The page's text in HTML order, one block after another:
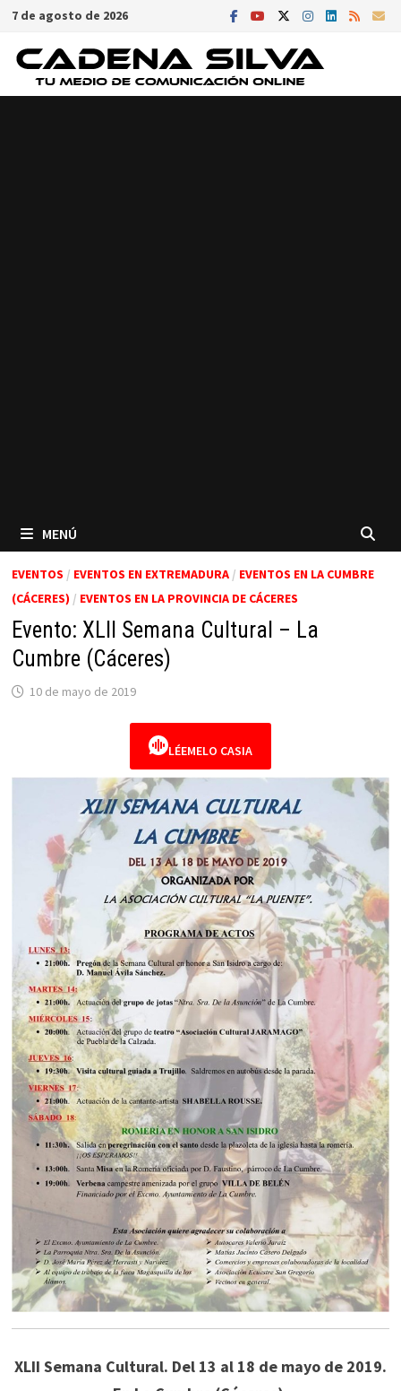
Saltar
contenido
7 de agosto de 2026
MENÚ
EVENTOS / EVENTOS EN EXTREMADURA/ EVENTOS EN LA CUMBRE
(CÁCERES) / EVENTOS EN LA PROVINCIA DE CÁCERES
Evento: XLII Semana Cultural – La
Cumbre (Cáceres)
10 de mayo de 2019
LÉEMELO CASIA
XLII Semana Cultural. Del 13 al 18 de mayo de 2019.